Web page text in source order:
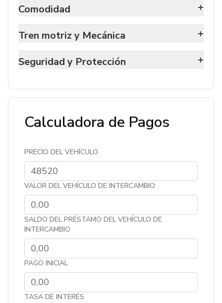
Comodidad +
Tren motriz y Mecánica +
Seguridad y Protección +
Calculadora de Pagos
PRECIO DEL VEHÍCULO
VALOR DEL VEHÍCULO DE INTERCAMBIO
SALDO DEL PRÉSTAMO DEL VEHÍCULO DE
INTERCAMBIO
PAGO INICIAL
TASA DE INTERÉS